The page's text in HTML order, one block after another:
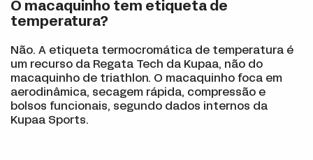
O macaquinho tem etiqueta de
temperatura?
Não. A etiqueta termocromática de temperatura é
um recurso da Regata Tech da Kupaa, não do
macaquinho de triathlon. O macaquinho foca em
aerodinâmica, secagem rápida, compressão e
bolsos funcionais, segundo dados internos da
Kupaa Sports.